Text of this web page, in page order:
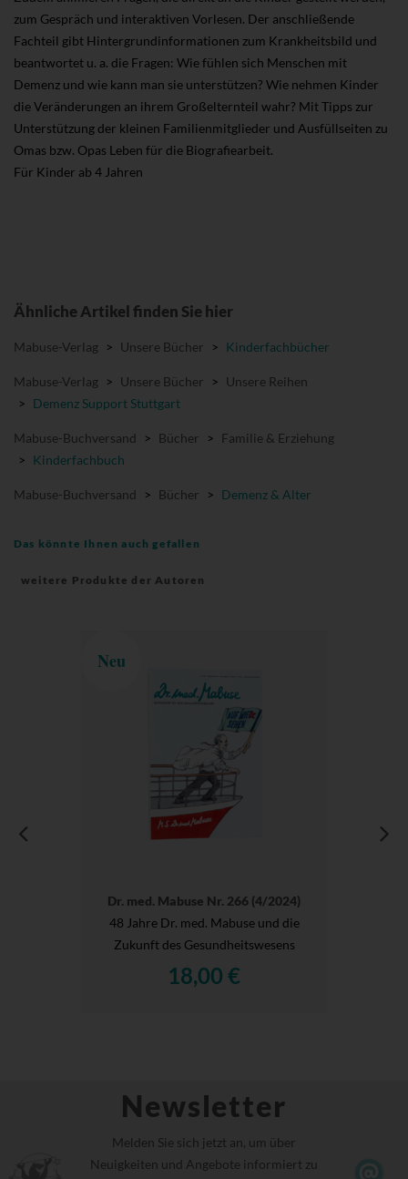
zum Gespräch und interaktiven Vorlesen. Der anschließende
Fachteil gibt Hintergrundinformationen zum Krankheitsbild und
beantwortet u. a. die Fragen: Wie fühlen sich Menschen mit
Demenz und wie kann man sie unterstützen? Wie nehmen Kinder
die Veränderungen an ihrem Großelternteil wahr? Mit Tipps zur
Unterstützung der kleinen Familienmitglieder und Ausfüllseiten zu
Omas bzw. Opas Leben für die Biografiearbeit.
Für Kinder ab 4 Jahren
Ähnliche Artikel finden Sie hier
Mabuse-Verlag > Unsere Bücher > Kinderfachbücher
Mabuse-Verlag > Unsere Bücher > Unsere Reihen
> Demenz Support Stuttgart
Mabuse-Buchversand > Bücher > Familie & Erziehung
> Kinderfachbuch
Mabuse-Buchversand > Bücher > Demenz & Alter
Das könnte Ihnen auch gefallen
weitere Produkte der Autoren
Neu
Dr. med. Mabuse Nr. 266 (4/2024)
48 Jahre Dr. med. Mabuse und die
Zukunft des Gesundheitswesens
18,00 €
Newsletter
Melden Sie sich jetzt an, um über
Neuigkeiten und Angebote informiert zu